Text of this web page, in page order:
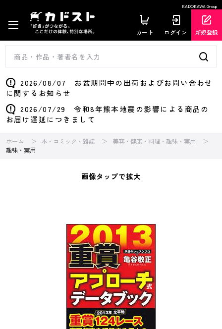
KADOKAWA Group
カート ログイン 新規登録
2026/08/07 お盆期間中の出荷およびお問い合わせ
に関するお知らせ
2026/07/29 令和8年熊本地震の影響による商品の
お届け遅延につきまして
ホーム 本・コミック・雑誌
美容・健康・料理・趣味・実用
趣味・実用
画像タップで拡大